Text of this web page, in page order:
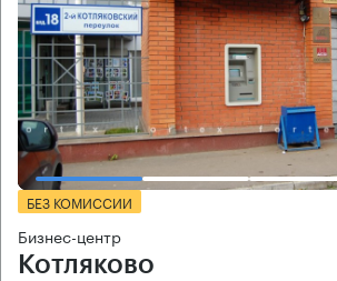
БЕЗ КОМИССИИ
Бизнес-центр
Котляково